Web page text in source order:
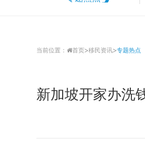
当前位置： 首页>移民资讯>专题热点